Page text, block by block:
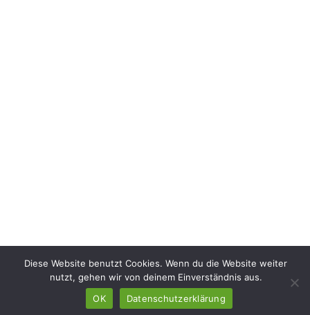
Diese Website benutzt Cookies. Wenn du die Website weiter
nutzt, gehen wir von deinem Einverständnis aus.
OK
Datenschutzerklärung